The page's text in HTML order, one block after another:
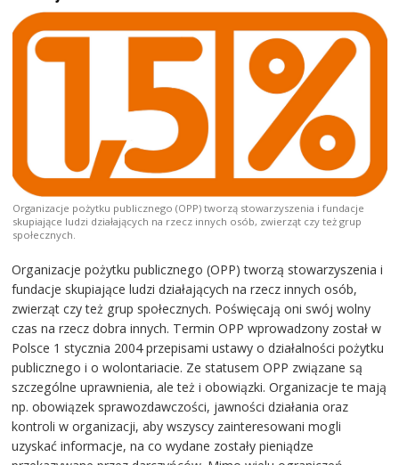
Organizacje pożytku publicznego (OPP) tworzą stowarzyszenia i fundacje
skupiające ludzi działających na rzecz innych osób, zwierząt czy też grup
społecznych.
Organizacje pożytku publicznego (OPP) tworzą stowarzyszenia i
fundacje skupiające ludzi działających na rzecz innych osób,
zwierząt czy też grup społecznych. Poświęcają oni swój wolny
czas na rzecz dobra innych. Termin OPP wprowadzony został w
Polsce 1 stycznia 2004 przepisami ustawy o działalności pożytku
publicznego i o wolontariacie. Ze statusem OPP związane są
szczególne uprawnienia, ale też i obowiązki. Organizacje te mają
np. obowiązek sprawozdawczości, jawności działania oraz
kontroli w organizacji, aby wszyscy zainteresowani mogli
uzyskać informacje, na co wydane zostały pieniądze